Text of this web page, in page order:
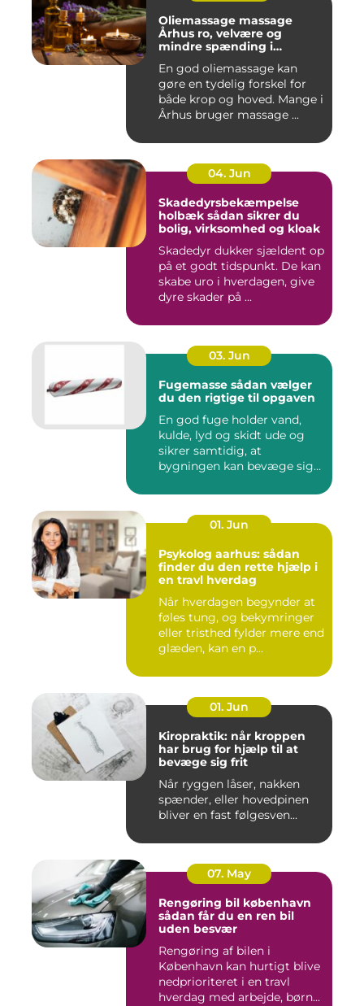
Oliemassage massage
Århus ro, velvære og
mindre spænding i
En god oliemassage kan
gøre en tydelig forskel for
både krop og hoved. Mange i
Århus bruger massage ...
04. Jun
Skadedyrsbekæmpelse
holbæk sådan sikrer du
bolig, virksomhed og kloak
Skadedyr dukker sjældent op
på et godt tidspunkt. De kan
skabe uro i hverdagen, give
dyre skader på ...
03. Jun
Fugemasse sådan vælger
du den rigtige til opgaven
En god fuge holder vand,
kulde, lyd og skidt ude og
sikrer samtidig, at
bygningen kan bevæge sig
01. Jun
Psykolog aarhus: sådan
finder du den rette hjælp i
en travl hverdag
Når hverdagen begynder at
føles tung, og bekymringer
eller tristhed fylder mere end
glæden, kan en p...
01. Jun
Kiropraktik: når kroppen
har brug for hjælp til at
bevæge sig frit
Når ryggen låser, nakken
spænder, eller hovedpinen
bliver en fast følgesven...
07. May
Rengøring bil københavn
sådan får du en ren bil
uden besvær
Rengøring af bilen i
København kan hurtigt blive
nedprioriteret i en travl
hverdag med arbejde, børn...